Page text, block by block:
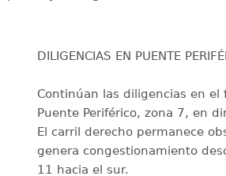
DILIGENCIAS EN PUENTE
Continúan las diligencias en el
Puente Periférico, zona 7, en
El carril derecho permanece
genera congestionamiento
11 hacia el sur.